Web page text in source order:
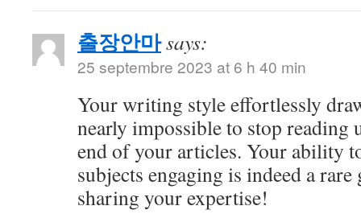
출장안마says:
25 septembre 2023 at 6 h 40 min
Your writing style effortlessly
nearly impossible to stop reading
end of your articles. Your ability
subjects engaging is indeed a
sharing your expertise!